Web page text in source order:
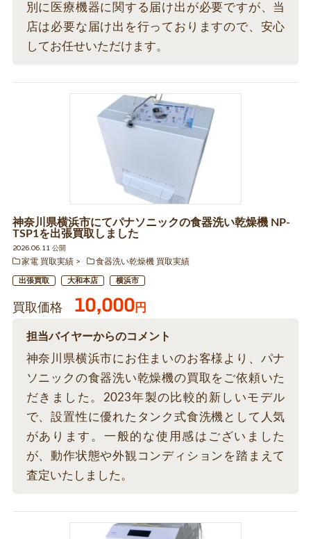
別に医療機器に関する届け出が必要ですが、当
店は必要な届け出を行っておりますので、安心
してお任せいただけます。
神奈川県横浜市にてパナソニックの食器洗い乾燥機 NP-
TSP1を出張買取しました
2026.06.11 公開
家電 買取実績
食器洗い乾燥機 買取実績
出張買取 大和本店 横浜市
買取価格 10,000円
担当バイヤーからのコメント
神奈川県横浜市にお住まいのお客様より、パナ
ソニックの食器洗い乾燥機の買取をご依頼いた
だきました。2023年製の比較的新しいモデル
で、設置性に優れたタンク式食洗機として人気
があります。一般的な使用感はございました
が、動作状態や外観コンディションを踏まえて
査定いたしました。